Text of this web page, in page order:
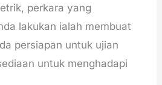
perkara yang
lakukan ialah membuat
persiapan untuk ujian
untuk menghadapi